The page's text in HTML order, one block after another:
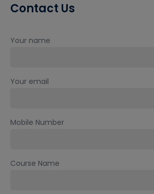
Contact Us
Your name
Your email
Mobile Number
Course Name